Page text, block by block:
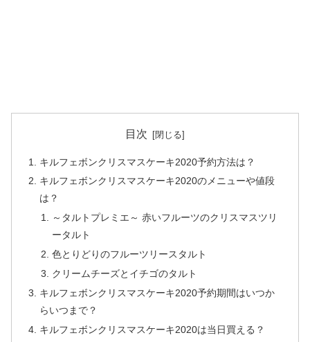
目次
キルフェボンクリスマスケーキ2020予約方法は？
キルフェボンクリスマスケーキ2020のメニューや値段
は？
～タルトプレミエ～ 赤いフルーツのクリスマスツリ
ータルト
色とりどりのフルーツリースタルト
クリームチーズとイチゴのタルト
キルフェボンクリスマスケーキ2020予約期間はいつか
らいつまで？
キルフェボンクリスマスケーキ2020は当日買える？